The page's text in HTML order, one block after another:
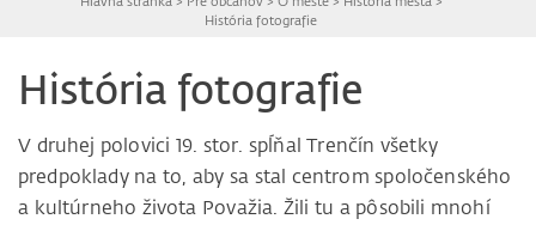
História fotografie
História fotografie
V druhej polovici 19. stor. spĺňal Trenčín všetky
predpoklady na to, aby sa stal centrom spoločenského
a kultúrneho života Považia. Žili tu a pôsobili mnohí